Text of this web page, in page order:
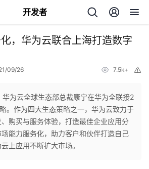
开发者
，华为云联合上海打造数字
09/26 7.5k+
华为云全球生态部总裁康宁在华为全联接2
。作为四大生态策略之一，华为云致力于
购买与服务体验，打造最佳企业应用分
能力服务化，助力客户和伙伴打造自己
上应用不断扩大市场。